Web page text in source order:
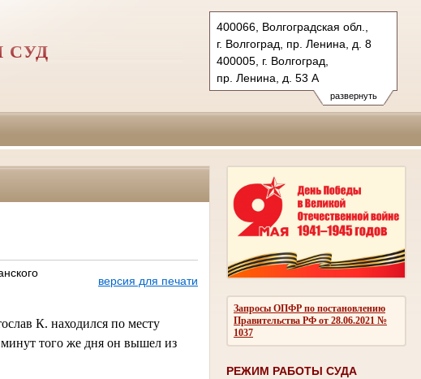
развернуть
400066, Волгоградская обл.,
г. Волгоград, пр. Ленина, д. 8
400005, г. Волгоград,
пр. Ленина, д. 53 А
Тел.: (8442) 38-21-98, 23-87-44
oblsud.vol@sudrf.ru
СУД
Запросы ОПФР по постановлению
Правительства РФ от 28.06.2021 №
1037
РЕЖИМ РАБОТЫ СУДА
версия для печати
К. находился по месту
того же дня он вышел из